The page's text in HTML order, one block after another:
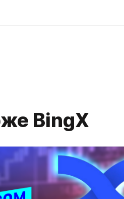
BingX